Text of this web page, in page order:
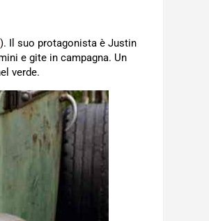
). Il suo protagonista è Justin
e gite in campagna. Un
verde.